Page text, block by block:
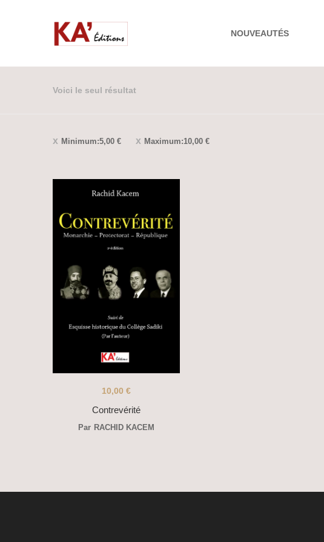
NOUVEAUTÉS
Voici le seul résultat
Minimum:5,00 € Maximum:10,00 €
Contrevérité
10,00 €
Par RACHID KACEM